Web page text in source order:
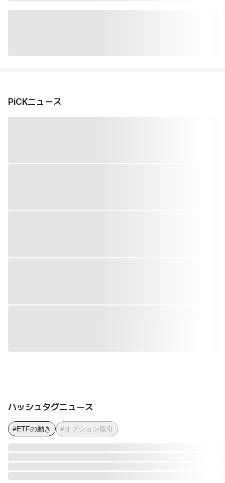
PiCKニュース
ハッシュタグニュース
#ETFの動き #オプション取引